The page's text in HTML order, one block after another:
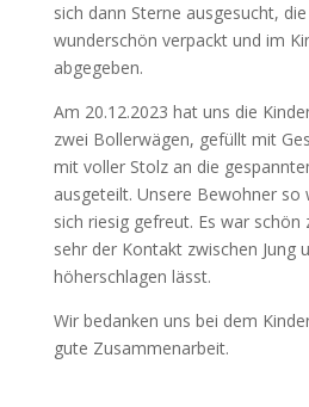
sich dann Sterne ausgesucht,
wunderschön verpackt und im
abgegeben.
Am 20.12.2023 hat uns die
zwei Bollerwägen, gefüllt mit
mit voller Stolz an die
ausgeteilt. Unsere Bewohner so
sich riesig gefreut. Es war schön
sehr der Kontakt zwischen Jung
höherschlagen lässt.
Wir bedanken uns bei dem
gute Zusammenarbeit.